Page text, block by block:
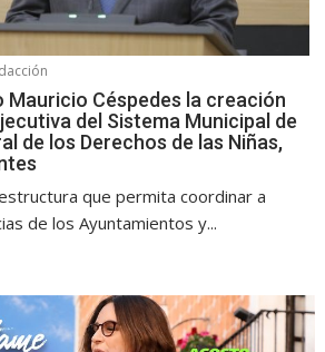
Mauricio Céspedes la creación
del Sistema Municipal de
de los Derechos de las Niñas,
que permita coordinar a
de los Ayuntamientos y...